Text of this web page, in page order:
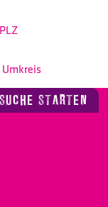
SUCHE STARTEN